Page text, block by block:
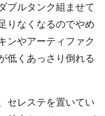
ブルタンク組ませて
りなくなるのでやめ
ンやアーティファク
低くあっさり倒れる
セレステを置いてい